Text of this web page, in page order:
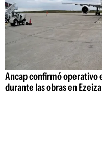
Ancap confirmó operativo
durante las obras en Ezeiza